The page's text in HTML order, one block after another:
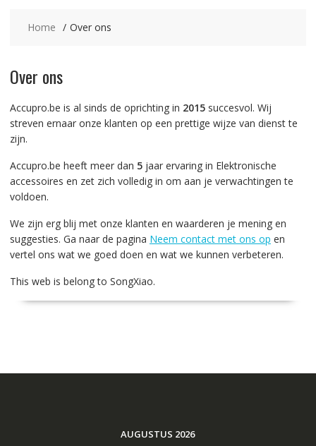
Home Over ons
Over ons
Accupro.be is al sinds de oprichting in 2015succesvol. Wij
streven ernaar onze klanten op een prettige wijze van dienst te
zijn.
Accupro.be heeft meer dan 5jaar ervaring in Elektronische
accessoires en zet zich volledig in om aan je verwachtingen te
voldoen.
We zijn erg blij met onze klanten en waarderen je mening en
suggesties. Ga naar de pagina Neem contact met ons op en
vertel ons wat we goed doen en wat we kunnen verbeteren.
This web is belong to SongXiao.
AUGUSTUS 2026